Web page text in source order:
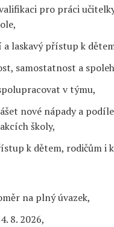
pro práci
laskavý přístup k
samostatnost a
v týmu,
nové nápady a
školy,
k dětem, rodičům i
na plný úvazek,
8. 2026,